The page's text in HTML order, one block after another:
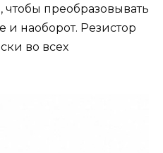
чтобы преобразовывать
и наоборот. Резистор
во всех